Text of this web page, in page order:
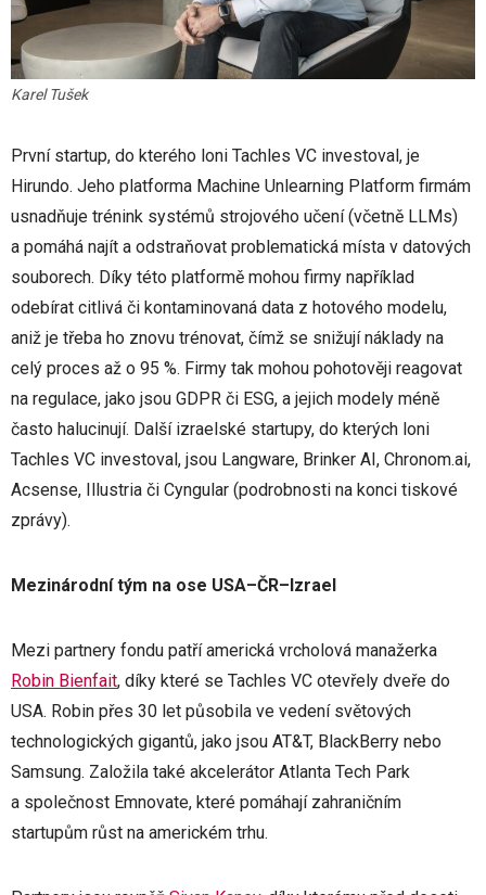
Karel Tušek
První startup, do kterého loni Tachles VC investoval, je
Hirundo. Jeho platforma Machine Unlearning Platform firmám
usnadňuje trénink systémů strojového učení (včetně LLMs)
a pomáhá najít a odstraňovat problematická místa v datových
souborech. Díky této platformě mohou firmy například
odebírat citlivá či kontaminovaná data z hotového modelu,
aniž je třeba ho znovu trénovat, čímž se snižují náklady na
celý proces až o 95 %. Firmy tak mohou pohotověji reagovat
na regulace, jako jsou GDPR či ESG, a jejich modely méně
často halucinují. Další izraelské startupy, do kterých loni
Tachles VC investoval, jsou Langware, Brinker AI, Chronom.ai,
Acsense, Illustria či Cyngular (podrobnosti na konci tiskové
zprávy).
Mezinárodní tým na ose USA–ČR–Izrael
Mezi partnery fondu patří americká vrcholová manažerka
Robin Bienfait, díky které se Tachles VC otevřely dveře do
USA. Robin přes 30 let působila ve vedení světových
technologických gigantů, jako jsou AT&T, BlackBerry nebo
Samsung. Založila také akcelerátor Atlanta Tech Park
a společnost Emnovate, které pomáhají zahraničním
startupům růst na americkém trhu.